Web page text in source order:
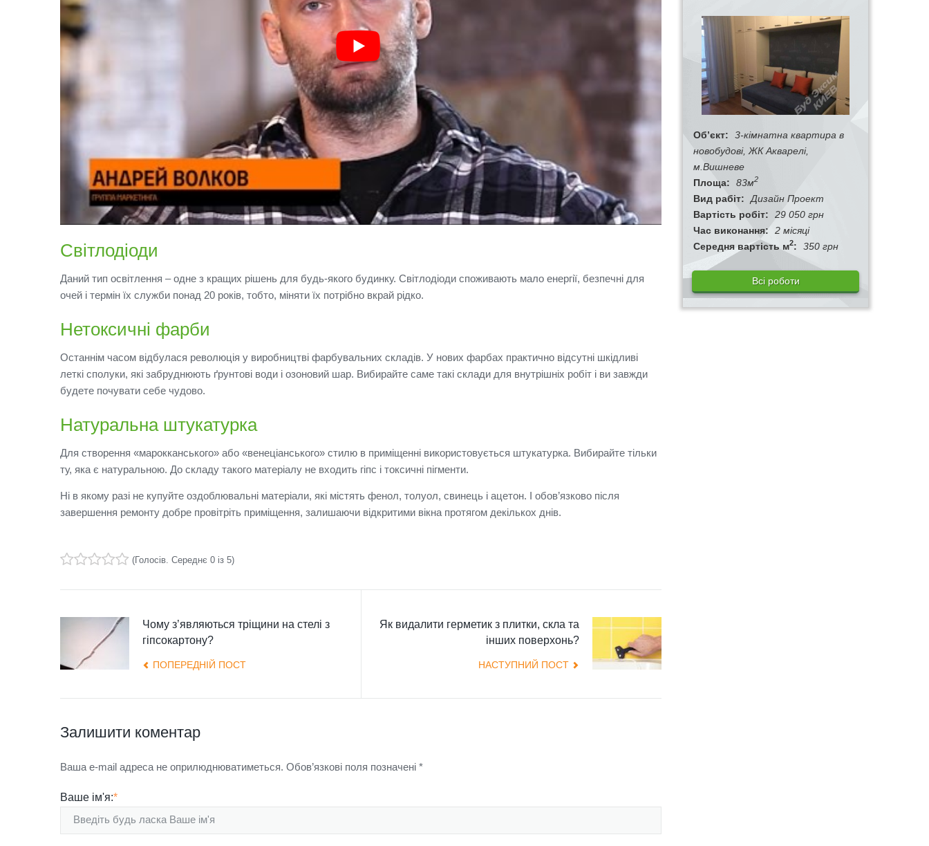
Світлодіоди
Даний тип освітлення – одне з кращих рішень для будь-якого будинку. Світлодіоди споживають мало енергії, безпечні для
очей і термін їх служби понад 20 років, тобто, міняти їх потрібно вкрай рідко.
Нетоксичні фарби
Останнім часом відбулася революція у виробництві фарбувальних складів. У нових фарбах практично відсутні шкідливі
леткі сполуки, які забруднюють ґрунтові води і озоновий шар. Вибирайте саме такі склади для внутрішніх робіт і ви завжди
будете почувати себе чудово.
Натуральна штукатурка
Для створення «марокканського» або «венеціанського» стилю в приміщенні використовується штукатурка. Вибирайте тільки
ту, яка є натуральною. До складу такого матеріалу не входить гіпс і токсичні пігменти.
Ні в якому разі не купуйте оздоблювальні матеріали, які містять фенол, толуол, свинець і ацетон. І обов’язково після
завершення ремонту добре провітріть приміщення, залишаючи відкритими вікна протягом декількох днів.
(Голосів . Середнє 0 із 5)
Чому з’являються тріщини на стелі з
гіпсокартону?
ПОПЕРЕДНІЙ ПОСТ
Як видалити герметик з плитки, скла та
інших поверхонь?
НАСТУПНИЙ ПОСТ
Залишити коментар
Ваша e-mail адреса не оприлюднюватиметься. Обов’язкові поля позначені *
Ваше ім'я:*
Об’єкт:
3-кімнатна квартира в
новобудові, ЖК Акварелі,
м.Вишневе
Площа:
83м2
Вид рабіт:
Дизайн Проект
Вартість робіт:
29 050 грн
Час виконання:
2 місяці
Середня вартість м2: 350 грн
Всі роботи